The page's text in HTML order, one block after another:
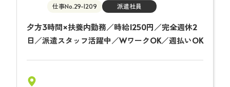
仕事No.29-1209 派遣社員
夕方3時間×扶養内勤務／時給1250円／完全週休2
日／派遣スタッフ活躍中／WワークOK／週払いOK